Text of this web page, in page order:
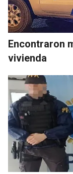
Encontraron
vivienda